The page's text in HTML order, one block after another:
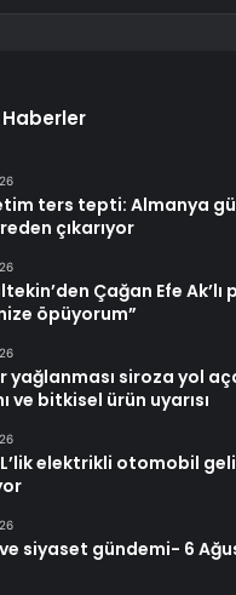
Haberler
ters tepti: Almanya
çıkarıyor
Çağan Efe Ak’lı
öpüyorum”
yağlanması siroza yol
ve bitkisel ürün uyarısı
elektrikli otomobil
siyaset gündemi- 6